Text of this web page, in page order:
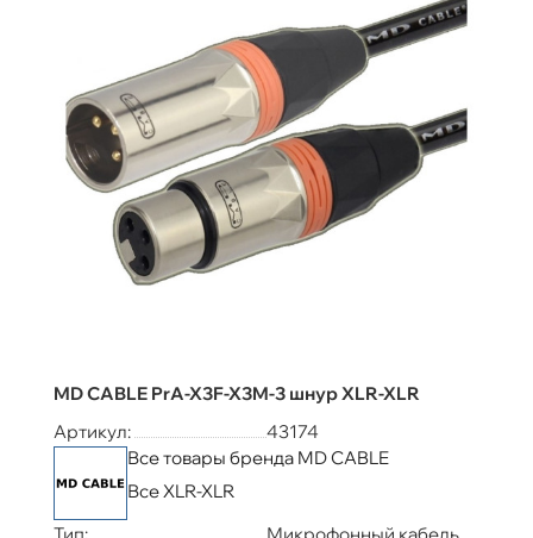
MD CABLE PrA-X3F-X3M-3 шнур XLR-XLR
Артикул:
43174
Все товары бренда MD CABLE
Все XLR-XLR